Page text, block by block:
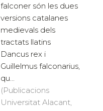
falconer són les dues
versions catalanes
medievals dels
tractats llatins
Dancus rex i
Guillelmus falconarius,
qu...
(Publicacions
Universitat Alacant,